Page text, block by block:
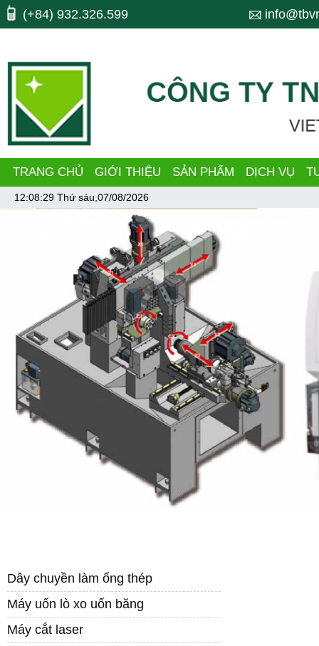
Máy công cụ, may cong cu, CNC, máy cnc, trung tam gia cong, ttgc,
bending, lò xo, nhiet luyen, quenching, tube making machine, dây
(+84) 932.326.599
TRANG CHỦ GIỚI THIỆU SẢN PHẨM DỊCH VỤ
12:08:29 Thứ sáu,07/08/2026
Dây chuyền làm ống thép
Máy uốn lò xo uốn băng
Máy cắt laser